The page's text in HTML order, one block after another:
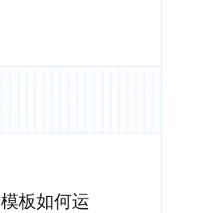
模板如何运